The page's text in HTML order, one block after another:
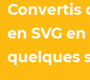
Convertis
en SVG
quelques